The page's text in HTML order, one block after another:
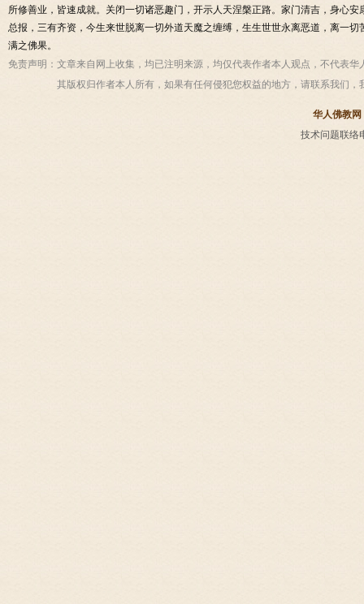
所修善业，皆速成就。关闭一切诸恶趣门，开示人天涅槃正路。家门清吉，身心
总报，三有齐资，今生来世脱离一切外道天魔之缠缚，生生世世永离恶道，离一
满之佛果。
免责声明： 文章来自网上收集，均已注明来源，均仅代表作者本人观点，不代表
其版权归作者本人所有，如果有任何侵犯您权益的地方，请联系我们，
华人佛教网
技术问题联络